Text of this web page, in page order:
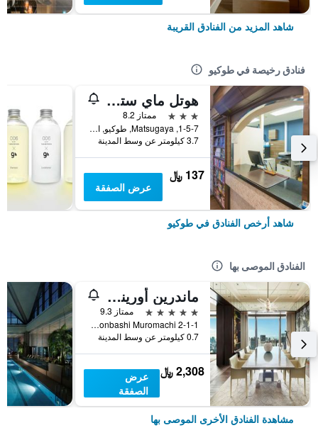
شاهد المزيد من الفنادق القريبة
فنادق رخيصة في طوكيو
هوتل ماي ستايز أوينو إناريتشو
3 نجوم
ممتاز 8.2
1-5-7, Matsugaya, طوكيو, اليابان
3.7 كيلومتر عن وسط المدينة
137 ﷼
عرض الصفقة
شاهد أرخص الفنادق في طوكيو
الفنادق الموصى بها
ماندرين أورينتال، طوكيو
5 نجوم
ممتاز 9.3
2-1-1 Nihonbashi Muromachi, طوكيو, اليابان
0.7 كيلومتر عن وسط المدينة
2,308 ﷼
عرض
الصفقة
مشاهدة الفنادق الأخرى الموصى بها